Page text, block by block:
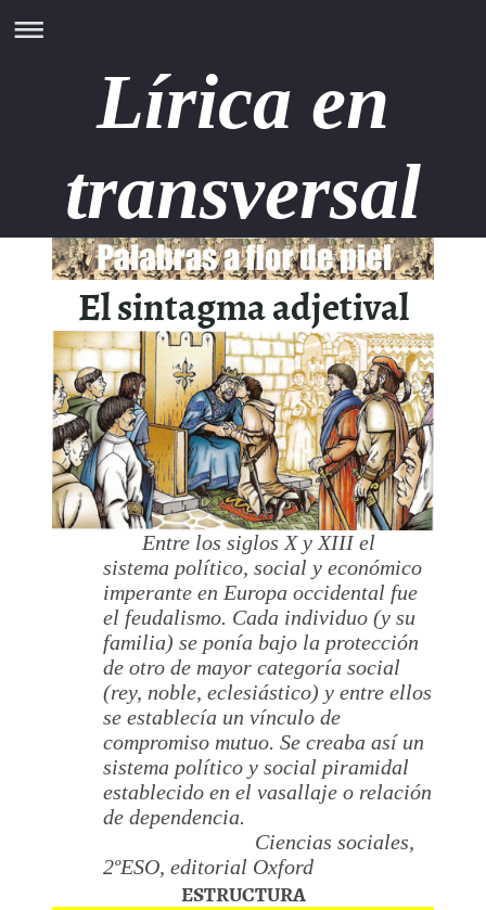
Lírica en
transversal
El sintagma adjetival
Entre los siglos X y XIII el
sistema político, social y económico
imperante en Europa occidental fue
el feudalismo. Cada individuo (y su
familia) se ponía bajo la protección
de otro de mayor categoría social
(rey, noble, eclesiástico) y entre ellos
se establecía un vínculo de
compromiso mutuo. Se creaba así un
sistema político y social piramidal
establecido en el vasallaje o relación
de dependencia.
Ciencias sociales,
2ºESO, editorial Oxford
ESTRUCTURA